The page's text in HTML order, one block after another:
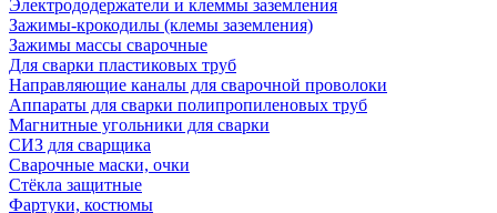
Электрододержатели и клеммы заземления
Зажимы-крокодилы (клемы заземления)
Зажимы массы сварочные
Для сварки пластиковых труб
Направляющие каналы для сварочной проволоки
Аппараты для сварки полипропиленовых труб
Магнитные угольники для сварки
СИЗ для сварщика
Сварочные маски, очки
Стёкла защитные
Фартуки, костюмы